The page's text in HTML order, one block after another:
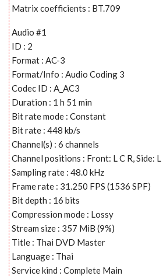
Matrix coefficients : BT.709
Audio #1
ID : 2
Format : AC-3
Format/Info : Audio Coding 3
Codec ID : A_AC3
Duration : 1 h 51 min
Bit rate mode : Constant
Bit rate : 448 kb/s
Channel(s) : 6 channels
Channel positions : Front: L C R, Side: L
Sampling rate : 48.0 kHz
Frame rate : 31.250 FPS (1536 SPF)
Bit depth : 16 bits
Compression mode : Lossy
Stream size : 357 MiB (9%)
Title : Thai DVD Master
Language : Thai
Service kind : Complete Main